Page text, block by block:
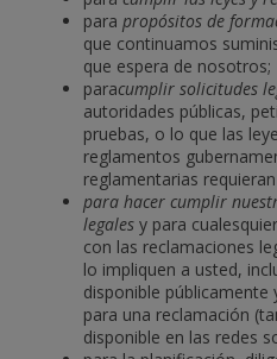
para propósitos de
que continuamos
que espera de nosotros;
paracumplir solicitudes
autoridades públicas,
pruebas, o lo que las
reglamentos
reglamentarias
para hacer cumplir
legales y para
con las reclamaciones
lo impliquen a usted,
disponible públicamente
para una reclamación
disponible en las redes